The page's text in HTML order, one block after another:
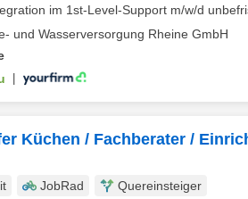
im 1st-Level-Support m/w/d
und Wasserversorgung Rheine GmbH
Küchen / Fachberater /
JobRad
Quereinsteiger